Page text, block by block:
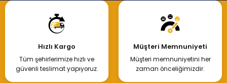
Hızlı Kargo
Tüm şehirlerimize hızlı ve
güvenli teslimat yapıyoruz.
Müşteri Memnuniyeti
Müşteri memnuniyetini her
zaman önceliğimizdir.